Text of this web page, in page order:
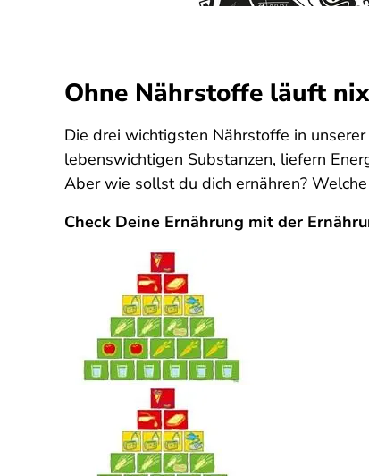
Ohne Nährstoffe läuft
Die drei wichtigsten Nährstoffe in
lebenswichtigen Substanzen, liefern
Aber wie sollst du dich ernähren?
Check Deine Ernährung mit der